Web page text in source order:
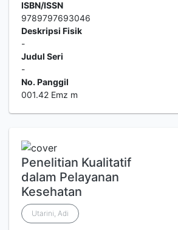
ISBN/ISSN
9789797693046
Deskripsi Fisik
-
Judul Seri
-
No. Panggil
001.42 Emz m
Penelitian Kualitatif
dalam Pelayanan
Kesehatan
Utarini, Adi